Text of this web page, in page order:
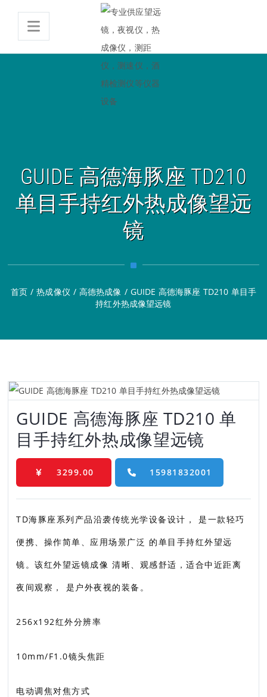
GUIDE 高德海豚座 TD210
单目手持红外热成像望远
镜
首页 / 热成像仪 / 高德热成像 / GUIDE 高德海豚座 TD210 单目手
持红外热成像望远镜
GUIDE 高德海豚座 TD210 单
目手持红外热成像望远镜
3299.00 15981832001
TD海豚座系列产品沿袭传统光学设备设计， 是一款轻巧
便携、操作简单、应用场景广泛 的单目手持红外望远
镜。该红外望远镜成像 清晰、观感舒适，适合中近距离
夜间观察， 是户外夜视的装备。
256x192红外分辨率
10mm/F1.0镜头焦距
电动调焦对焦方式